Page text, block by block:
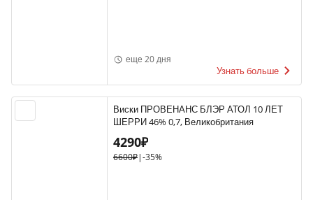
еще 20 дня
Узнать больше
Виски ПРОВЕНАНС БЛЭР АТОЛ 10 ЛЕТ
ШЕРРИ 46% 0,7, Великобритания
4290₽
6600₽|-35%